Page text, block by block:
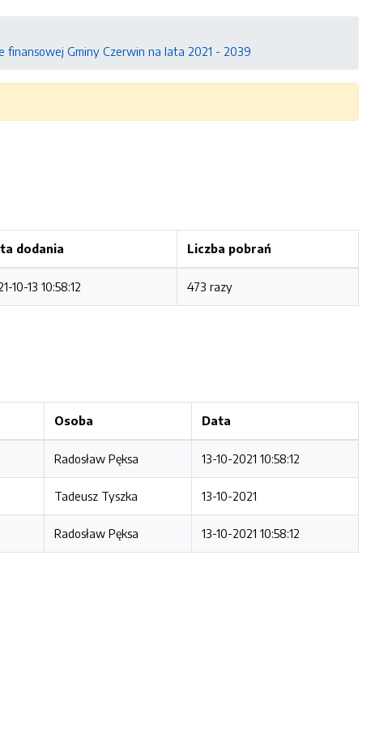
finansowej Gminy Czerwin na lata 2021 - 2039
dodania Liczba pobrań
10-13 10:58:12 473 razy
Osoba Data
Radosław Pęksa 13-10-2021 10:58:12
Tadeusz Tyszka 13-10-2021
Radosław Pęksa 13-10-2021 10:58:12